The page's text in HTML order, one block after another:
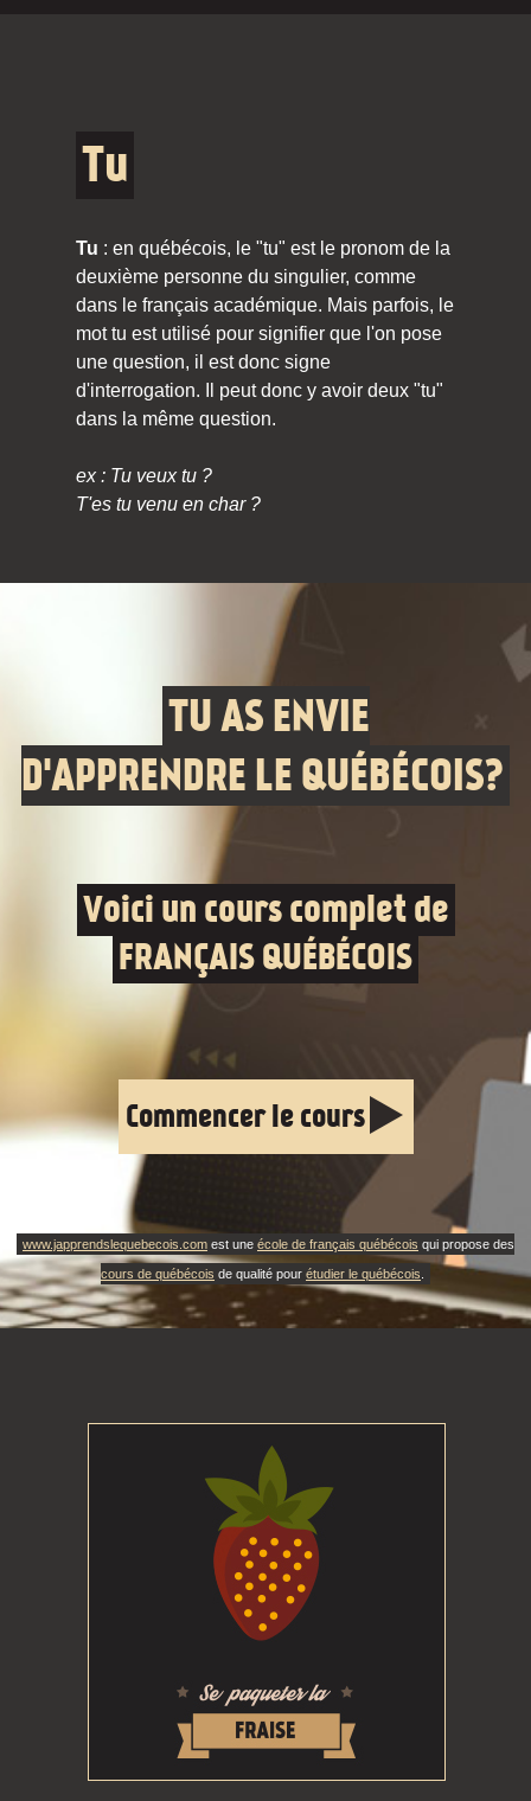
Tu
Tu : en québécois, le "tu" est le pronom de la
deuxième personne du singulier, comme
dans le français académique. Mais parfois, le
mot tu est utilisé pour signifier que l'on pose
une question, il est donc signe
d'interrogation. Il peut donc y avoir deux "tu"
dans la même question.
ex : Tu veux tu ?
T'es tu venu en char ?
TU AS ENVIE
D'APPRENDRE LE QUÉBÉCOIS?
Voici un cours complet de
FRANÇAIS QUÉBÉCOIS
Commencer le cours
www.japprendslequebecois.com est une école de français québécois qui propose des
cours de québécois de qualité pour étudier le québécois